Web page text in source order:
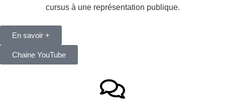
cursus à une représentation publique.
En savoir +
Chaine YouTube